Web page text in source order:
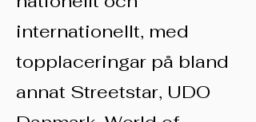
internationellt, med
topplaceringar på bland
annat Streetstar, UDO